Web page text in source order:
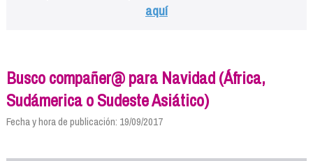
aquí
Busco compañer@ para Navidad (África,
Sudámerica o Sudeste Asiático)
Fecha y hora de publicación: 19/09/2017